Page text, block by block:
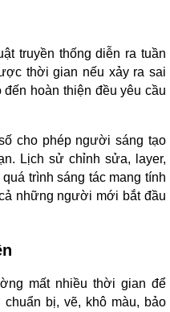
truyền thống diễn ra tuần
thời gian nếu xảy ra sai
hoàn thiện đều yêu cầu
cho phép người sáng tạo
Lịch sử chỉnh sửa, layer,
trình sáng tác mang tính
những người mới bắt đầu
mất nhiều thời gian để
bị, vẽ, khô màu, bảo